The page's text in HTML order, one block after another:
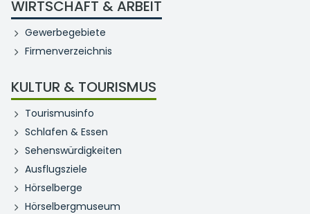
WIRTSCHAFT & ARBEIT
Gewerbegebiete
Firmenverzeichnis
KULTUR & TOURISMUS
Tourismusinfo
Schlafen & Essen
Sehenswürdigkeiten
Ausflugsziele
Hörselberge
Hörselbergmuseum